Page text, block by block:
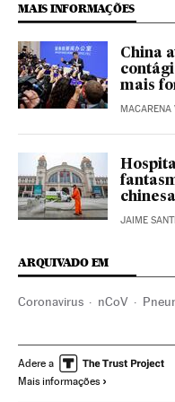
MAIS INFORMAÇÕES
China
mais
MACARENA
JAIME
ARQUIVADO EM
Coronavirus nCoV
Virologia Petróleo
Combustíveis fósseis
Adere a
Mais informações